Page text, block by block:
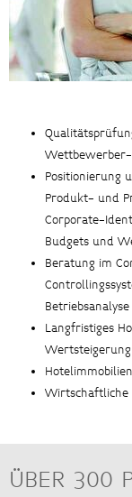
Wettbewerber-
Positionierung
Produkt- und
Corporate-
Budgets und
Beratung im
Langfristiges
Wirtschaftliche
ÜBER 300